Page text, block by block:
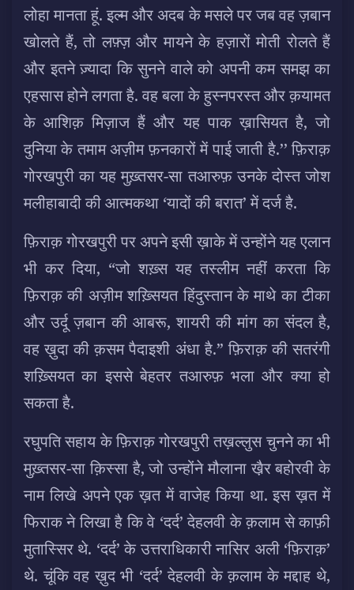
लोहा मानता हूं. इल्म और अदब के मसले पर जब वह ज़बान
खोलते हैं, तो लफ़्ज़ और मायने के हज़ारों मोती रोलते हैं
और इतने ज़्यादा कि सुनने वाले को अपनी कम समझ का
एहसास होने लगता है. वह बला के हुस्नपरस्त और क़यामत
के आशिक़ मिज़ाज हैं और यह पाक ख़ासियत है, जो
दुनिया के तमाम अज़ीम फ़नकारों में पाई जाती है.’’ फ़िराक़
गोरखपुरी का यह मुख़्तसर-सा तआरुफ़ उनके दोस्त जोश
मलीहाबादी की आत्मकथा ‘यादों की बरात’ में दर्ज है.
फ़िराक़ गोरखपुरी पर अपने इसी ख़ाके में उन्होंने यह एलान
भी कर दिया, “जो शख़्स यह तस्लीम नहीं करता कि
फ़िराक़ की अज़ीम शख़्सियत हिंदुस्तान के माथे का टीका
और उर्दू ज़बान की आबरू, शायरी की मांग का संदल है,
वह ख़ुदा की क़सम पैदाइशी अंधा है.” फ़िराक़ की सतरंगी
शख़्सियत का इससे बेहतर तआरुफ़ भला और क्या हो
सकता है.
रघुपति सहाय के फ़िराक़ गोरखपुरी तख़ल्लुस चुनने का भी
मुख़्तसर-सा क़िस्सा है, जो उन्होंने मौलाना खै़र बहोरवी के
नाम लिखे अपने एक ख़त में वाजेह किया था. इस ख़त में
फिराक ने लिखा है कि वे ‘दर्द’ देहलवी के क़लाम से काफ़ी
मुतास्सिर थे. ‘दर्द’ के उत्तराधिकारी नासिर अली ‘फ़िराक़’
थे. चूंकि वह ख़ुद भी ‘दर्द’ देहलवी के क़लाम के मद्दाह थे,